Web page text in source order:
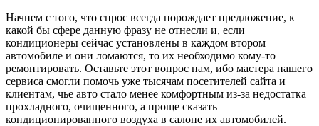
Начнем с того, что спрос всегда порождает предложение, к
какой бы сфере данную фразу не отнесли и, если
кондиционеры сейчас установлены в каждом втором
автомобиле и они ломаются, то их необходимо кому-то
ремонтировать. Оставьте этот вопрос нам, ибо мастера нашего
сервиса смогли помочь уже тысячам посетителей сайта и
клиентам, чье авто стало менее комфортным из-за недостатка
прохладного, очищенного, а проще сказать
кондиционированного воздуха в салоне их автомобилей.